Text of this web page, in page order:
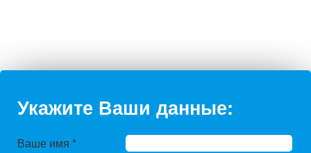
Укажите Ваши данные:
Ваше имя *